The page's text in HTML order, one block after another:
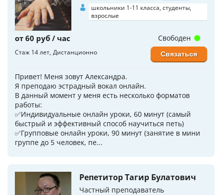
школьники 1-11 класса, студенты,
взрослые
от 60 руб / час
Стаж 14 лет Дистанционно
Привет! Меня зовут Александра.
Я преподаю эстрадный вокал онлайн.
В данный момент у меня есть несколько форматов
работы:
✅Индивидуальные онлайн уроки, 60 минут (самый
быстрый и эффективный способ научиться петь)
✅Групповые онлайн уроки, 90 минут (занятие в мини
группе до 5 человек, пе...
Свободен
Связаться
Репетитор Тагир Булатович
Частный преподаватель